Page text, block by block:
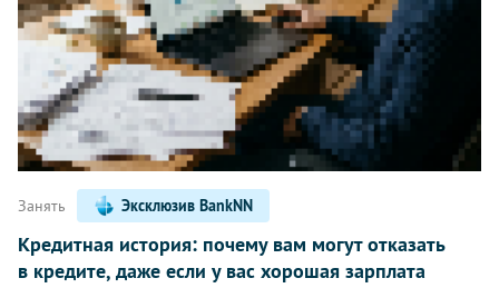
Занять Эксклюзив BankNN
Кредитная история: почему вам могут отказать
в кредите, даже если у вас хорошая зарплата